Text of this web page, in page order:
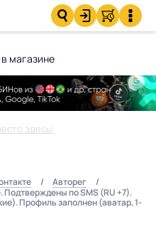
магазине
здесь!
Авторег
Подтверждены по SMS (RU +7).
Профиль заполнен (аватар, 1-